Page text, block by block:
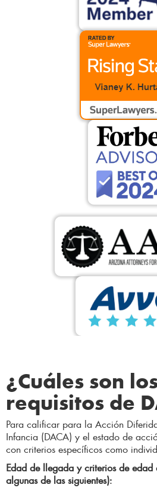
¿Cuáles son
requisitos de
Para calificar para la Acción
Infancia (DACA) y el estado de
con criterios específicos como
Edad de llegada y criterios de edad
algunas de las siguientes):